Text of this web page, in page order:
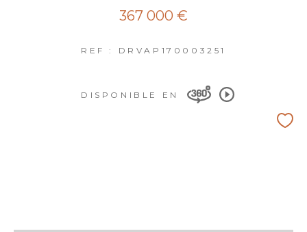
367 000 €
REF : DRVAP170003251
DISPONIBLE EN